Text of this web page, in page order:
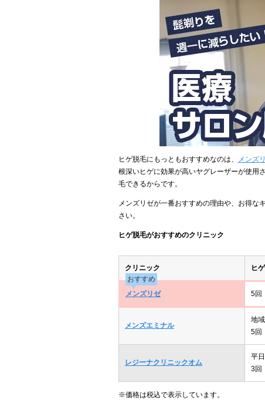
ヒゲ脱毛にもっともおすすめなのは、 メンズ
根深いヒゲに効果が高いヤグレーザーが使用
毛できるからです。
メンズリゼが一番おすすめの理由や、お得な
さい。
ヒゲ脱毛がおすすめのクリニック
クリニック ヒ
おすすめ
メンズリゼ
5回
メンズエミナル
地
5回
レジーナクリニックオム
平
3回
※価格は税込で表示しています。